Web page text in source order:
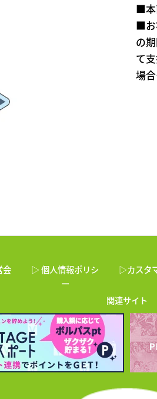
■本
■お
の
て
場
会
▷ 個人情報ポリシ
ー
▷カスタ
関連サイト